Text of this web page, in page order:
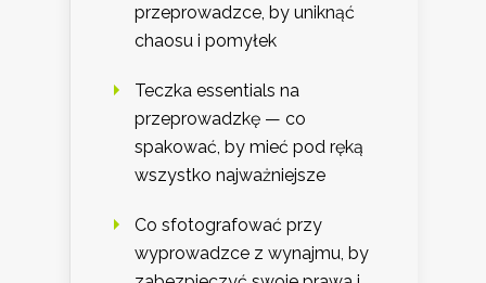
przeprowadzce, by uniknąć
chaosu i pomyłek
Teczka essentials na
przeprowadzkę — co
spakować, by mieć pod ręką
wszystko najważniejsze
Co sfotografować przy
wyprowadzce z wynajmu, by